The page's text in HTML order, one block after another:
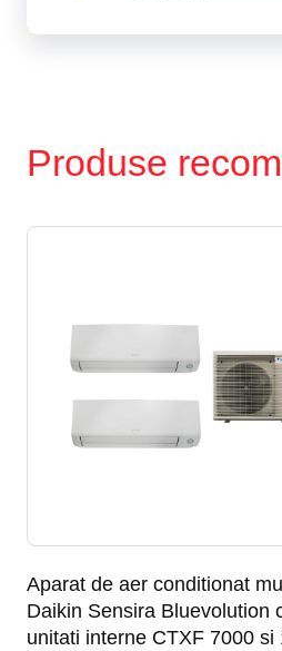
Produse
Aparat de aer conditionat
Daikin Sensira Bluevolution
unitati interne CTXF 7000 si